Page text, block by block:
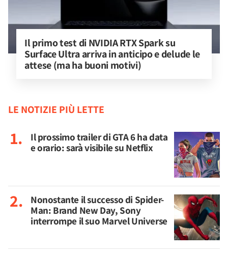
Il primo test di NVIDIA RTX Spark su
Surface Ultra arriva in anticipo e delude le
attese (ma ha buoni motivi)
LE NOTIZIE PIÙ LETTE
Il prossimo trailer di GTA 6 ha data
e orario: sarà visibile su Netflix
Nonostante il successo di Spider-
Man: Brand New Day, Sony
interrompe il suo Marvel Universe